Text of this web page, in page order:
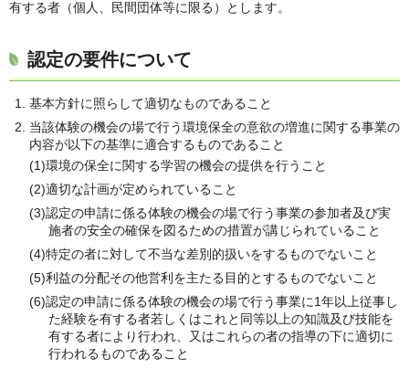
有する者（個人、民間団体等に限る）とします。
認定の要件について
基本方針に照らして適切なものであること
当該体験の機会の場で行う環境保全の意欲の増進に関する事業の
内容が以下の基準に適合するものであること
(1)環境の保全に関する学習の機会の提供を行うこと
(2)適切な計画が定められていること
(3)認定の申請に係る体験の機会の場で行う事業の参加者及び実
施者の安全の確保を図るための措置が講じられていること
(4)特定の者に対して不当な差別的扱いをするものでないこと
(5)利益の分配その他営利を主たる目的とするものでないこと
(6)認定の申請に係る体験の機会の場で行う事業に1年以上従事し
た経験を有する者若しくはこれと同等以上の知識及び技能を
有する者により行われ、又はこれらの者の指導の下に適切に
行われるものであること